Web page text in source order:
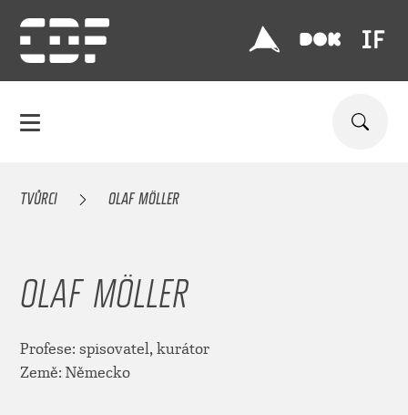
TVŮRCI OLAF MÖLLER
OLAF MÖLLER
Profese: spisovatel, kurátor
Země: Německo